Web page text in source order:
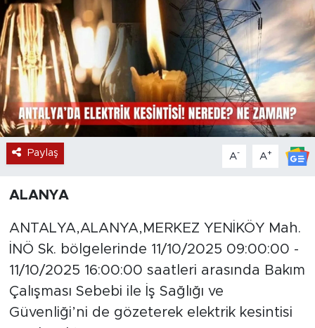
Paylaş A- A+
ALANYA
ANTALYA,ALANYA,MERKEZ YENİKÖY Mah.
İNÖ Sk. bölgelerinde 11/10/2025 09:00:00 -
11/10/2025 16:00:00 saatleri arasında Bakım
Çalışması Sebebi ile İş Sağlığı ve
Güvenliği’ni de gözeterek elektrik kesintisi
Resmi İlanlar
Sağlık
Spor
Turizm